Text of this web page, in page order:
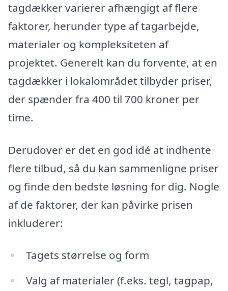
tagdækker varierer afhængigt af flere
faktorer, herunder type af tagarbejde,
materialer og kompleksiteten af
projektet. Generelt kan du forvente, at en
tagdækker i lokalområdet tilbyder priser,
der spænder fra 400 til 700 kroner per
time.
Derudover er det en god idé at indhente
flere tilbud, så du kan sammenligne priser
og finde den bedste løsning for dig. Nogle
af de faktorer, der kan påvirke prisen
inkluderer:
Tagets størrelse og form
Valg af materialer (f.eks. tegl, tagpap,